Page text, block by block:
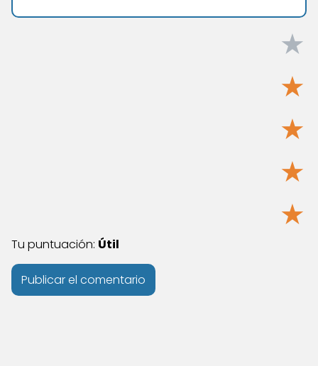
★
★
★
★
★
Tu puntuación: Útil